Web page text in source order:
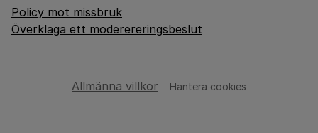
Policy mot missbruk
Överklaga ett moderereringsbeslut
Allmänna villkor Hantera cookies